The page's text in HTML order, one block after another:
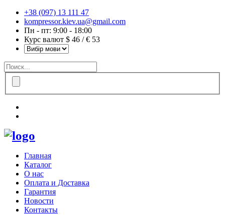
+38 (097) 13 111 47
kompressor.kiev.ua@gmail.com
Пн - пт: 9:00 - 18:00
Курс валют $ 46 / € 53
Главная
Каталог
О нас
Оплата и Доставка
Гарантия
Новости
Контакты